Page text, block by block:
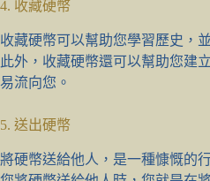
4. 收藏硬幣
收藏硬幣可以幫助您學習歷史，
此外，收藏硬幣還可以幫助您建
易流向您。
5. 送出硬幣
將硬幣送給他人，是一種慷慨的